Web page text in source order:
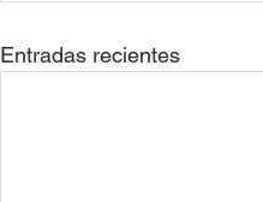
Entradas recientes